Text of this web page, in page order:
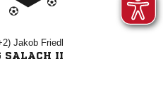
 
SALACH II